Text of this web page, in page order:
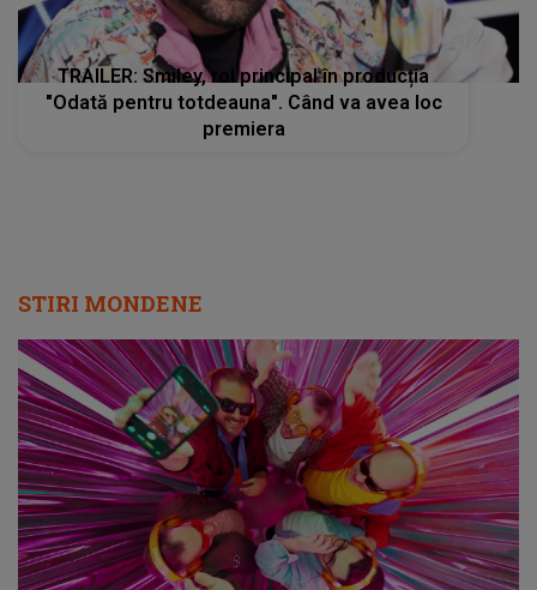
TRAILER: Smiley, rol principal în producția
"Odată pentru totdeauna". Când va avea loc
premiera
STIRI MONDENE